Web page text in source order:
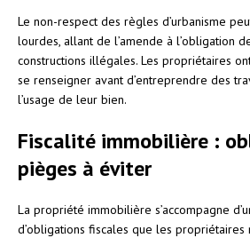
Le non-respect des règles d’urbanisme
lourdes, allant de l’amende à l’obligation
constructions illégales. Les propriétaires
se renseigner avant d’entreprendre des
l’usage de leur bien.
Fiscalité immobilière :
pièges à éviter
La propriété immobilière s’accompagne
d’obligations fiscales que les propriétaires